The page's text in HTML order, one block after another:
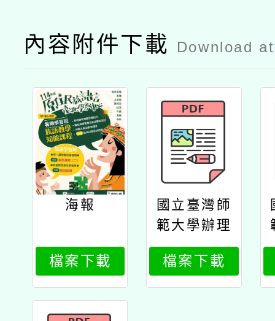
內容附件下載 Download
海報
檔案下載
國立臺灣師
範大學辦理
原住民族語
言臺北學習
中心114年
檔案下載